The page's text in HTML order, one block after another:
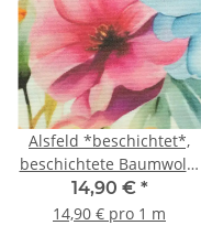
Alsfeld *beschichtet*,
beschichtete Baumwolle
Blumen,
apricot/flieder/blau
14,90 € *
14,90 € pro 1 m